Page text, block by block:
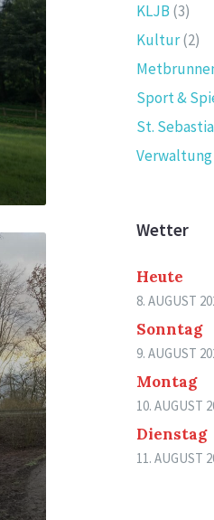
KLJB (3)
Kultur(2)
Sport &
St.
Verwaltung
Wetter
Heute
8. AUGUST
Sonntag
9. AUGUST
Montag
10. AUGUST
Dienstag
11. AUGUST